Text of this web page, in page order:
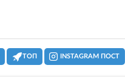
ТОП INSTAGRAM ПОСТ